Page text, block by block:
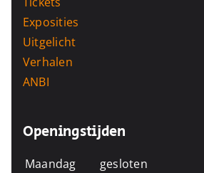
Exposities
Uitgelicht
Verhalen
ANBI
Openingstijden
Maandag
gesloten